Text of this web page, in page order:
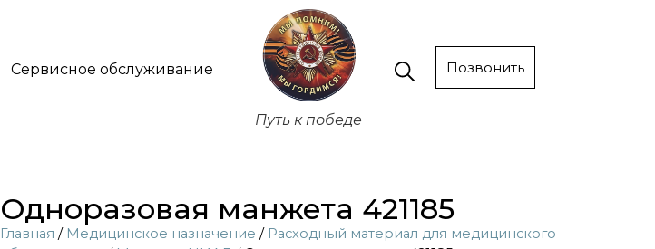
Сервисное обслуживание
Путь к победе
Позвонить
Одноразовая манжета 421185
Главная / Медицинское назначение / Расходный материал для медицинского